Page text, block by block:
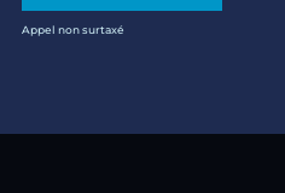
Appel non surtaxé